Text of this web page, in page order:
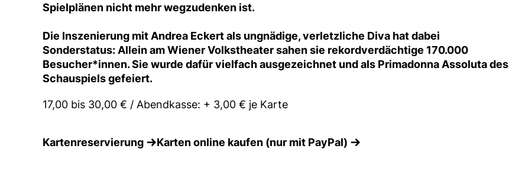
Spielplänen nicht mehr wegzudenken ist.
Die Inszenierung mit Andrea Eckert als ungnädige, verletzliche Diva hat dabei
Sonderstatus: Allein am Wiener Volkstheater sahen sie rekordverdächtige 170.000
Besucher*innen. Sie wurde dafür vielfach ausgezeichnet und als Primadonna Assoluta des
Schauspiels gefeiert.
17,00 bis 30,00 € / Abendkasse: + 3,00 € je Karte
Kartenreservierung Karten online kaufen (nur mit PayPal)